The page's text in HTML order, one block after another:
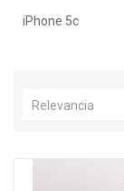
iPhone 5c
Relevancia